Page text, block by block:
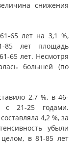
снижения
65 лет на 3,1 %,
85 лет площадь
65 лет. Несмотря
большей (по
2,7 %, в 46-
21-25 годами.
4,2 %, за
убыли
в 81-85 лет